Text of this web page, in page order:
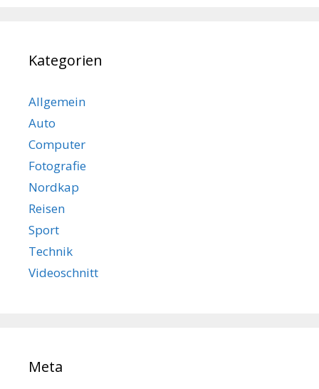
Kategorien
Allgemein
Auto
Computer
Fotografie
Nordkap
Reisen
Sport
Technik
Videoschnitt
Meta